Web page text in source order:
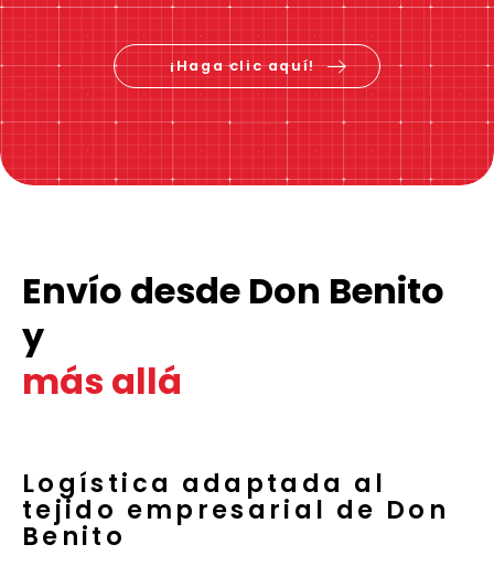
¡Haga clic aquí!
Envío desde Don Benito
y
más allá
Logística adaptada al
tejido empresarial de Don
Benito